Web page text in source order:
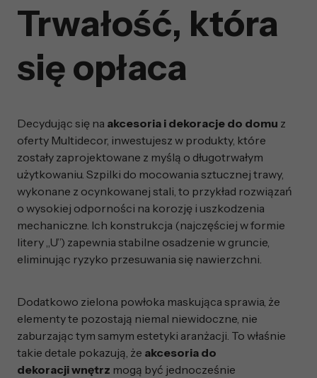
Trwałość, która
się opłaca
Decydując się na akcesoria i dekoracje do domu z
oferty Multidecor, inwestujesz w produkty, które
zostały zaprojektowane z myślą o długotrwałym
użytkowaniu. Szpilki do mocowania sztucznej trawy,
wykonane z ocynkowanej stali, to przykład rozwiązań
o wysokiej odporności na korozję i uszkodzenia
mechaniczne. Ich konstrukcja (najczęściej w formie
litery „U”) zapewnia stabilne osadzenie w gruncie,
eliminując ryzyko przesuwania się nawierzchni.
Dodatkowo zielona powłoka maskująca sprawia, że
elementy te pozostają niemal niewidoczne, nie
zaburzając tym samym estetyki aranżacji. To właśnie
takie detale pokazują, że akcesoria do
dekoracjiwnętrz mogą być jednocześnie